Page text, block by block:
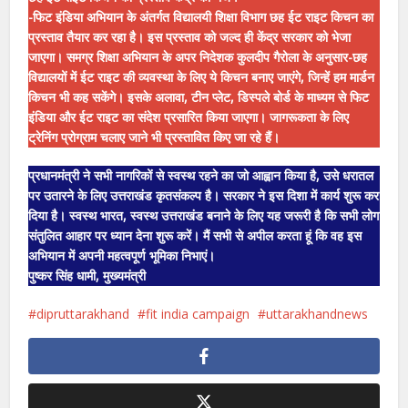
-फिट इंडिया अभियान के अंतर्गत विद्यालयी शिक्षा विभाग छह ईट राइट किचन का
प्रस्ताव तैयार कर रहा है। इस प्रस्ताव को जल्द ही केंद्र सरकार को भेजा
जाएगा। समग्र शिक्षा अभियान के अपर निदेशक कुलदीप गैरोला के अनुसार-छह
विद्यालयों में ईट राइट की व्यवस्था के लिए ये किचन बनाए जाएंगे, जिन्हें हम मार्डन
किचन भी कह सकेंगे। इसके अलावा, टीन प्लेट, डिस्पले बोर्ड के माध्यम से फिट
इंडिया और ईट राइट का संदेश प्रसारित किया जाएगा। जागरूकता के लिए
ट्रेनिंग प्रोग्राम चलाए जाने भी प्रस्तावित किए जा रहे हैं।
प्रधानमंत्री ने सभी नागरिकों से स्वस्थ रहने का जो आह्वान किया है, उसे धरातल
पर उतारने के लिए उत्तराखंड कृतसंकल्प है। सरकार ने इस दिशा में कार्य शुरू कर
दिया है। स्वस्थ भारत, स्वस्थ उत्तराखंड बनाने के लिए यह जरूरी है कि सभी लोग
संतुलित आहार पर ध्यान देना शुरू करें। मैं सभी से अपील करता हूं कि वह इस
अभियान में अपनी महत्वपूर्ण भूमिका निभाएं।
पुष्कर सिंह धामी, मुख्यमंत्री
dipruttarakhand fit india campaign uttarakhandnews